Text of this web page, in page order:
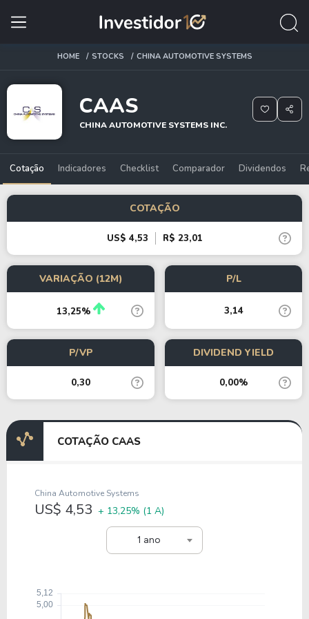
HOME STOCKS CHINA AUTOMOTIVE SYSTEMS
CAAS
CHINA AUTOMOTIVE SYSTEMS INC.
Cotação Indicadores Checklist Comparador Dividendos
COTAÇÃO
US$ 4,53 R$ 23,01
VARIAÇÃO (12M)
13,25%
P/L
3,14
P/VP
0,30
DIVIDEND YIELD
0,00%
COTAÇÃO CAAS
1 ano
China Automotive Systems
US$ 4,53 + 13,25% (1 A)